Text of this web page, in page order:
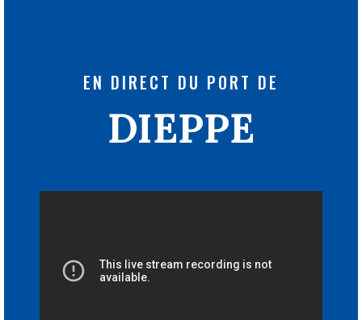
EN DIRECT DU PORT DE
DIEPPE